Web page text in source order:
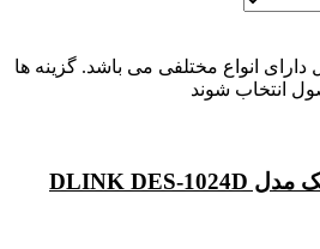
دارای انواع مختلفی می باشد. گزینه ها
انتخاب شوند